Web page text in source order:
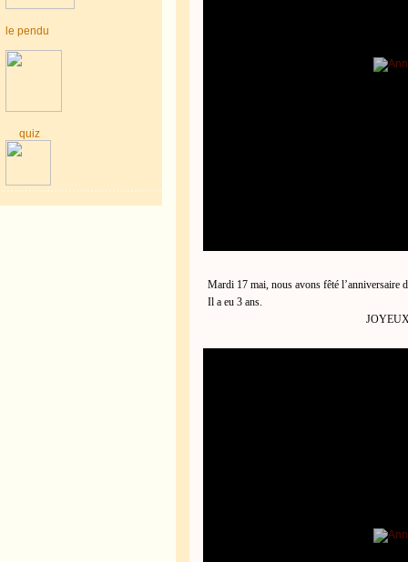
le pendu
quiz
Mardi 17 mai, nous avons fêté l’anniversaire
Il a eu 3 ans.